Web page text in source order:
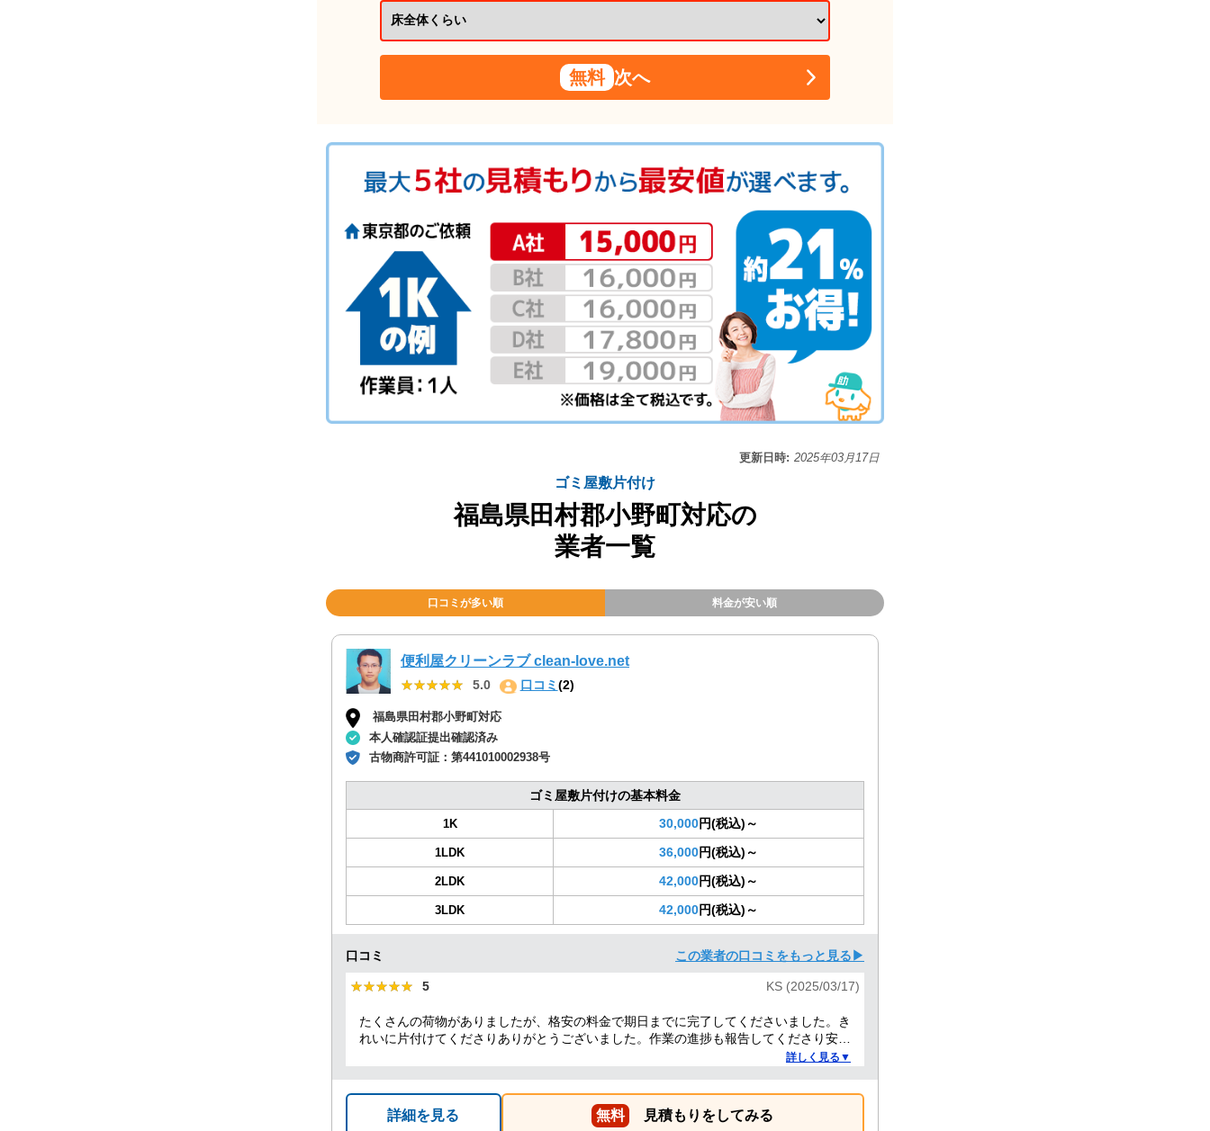
無料 次へ
更新日時: 2025年03月17日
ゴミ屋敷片付け
福島県田村郡小野町対応の
業者一覧
口コミが多い順 料金が安い順
便利屋クリーンラブ clean-love.net
★★★★★
★★★★★ 5.0 口コミ(2)
福島県田村郡小野町対応
本人確認証提出確認済み
古物商許可証： 第441010002938号
ゴミ屋敷片付けの基本料金
1K 30,000円(税込)～
1LDK 36,000円(税込)～
2LDK 42,000円(税込)～
3LDK 42,000円(税込)～
口コミ この業者の口コミをもっと見る▶
★★★★★
★★★★★ 5 KS (2025/03/17)
たくさんの荷物がありましたが、格安の料金で期日までに完了してくださいました。き
れいに片付けてくださりありがとうございました。作業の進捗も報告してくださり安心
詳しく見る▼
詳細を見る 無料 見積もりをしてみる